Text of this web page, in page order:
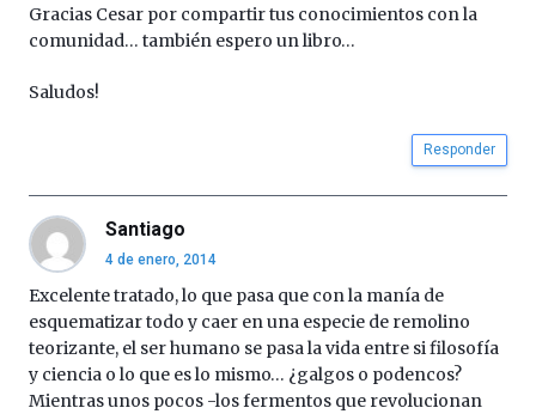
Gracias Cesar por compartir tus conocimientos con la
comunidad… también espero un libro…
Saludos!
Responder
Santiago
4 de enero, 2014
Excelente tratado, lo que pasa que con la manía de
esquematizar todo y caer en una especie de remolino
teorizante, el ser humano se pasa la vida entre si filosofía
y ciencia o lo que es lo mismo… ¿galgos o podencos?
Mientras unos pocos -los fermentos que revolucionan